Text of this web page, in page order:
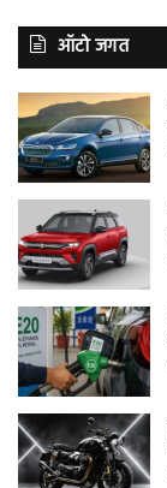
ऑटो जगत